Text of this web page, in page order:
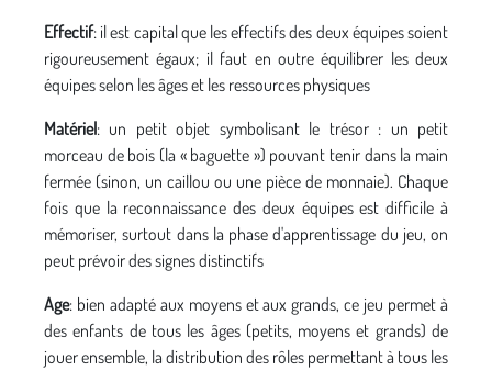
Effectif: il est capital que les effectifs des deux équipes soient
rigoureusement égaux; il faut en outre équilibrer les deux
équipes selon les âges et les ressources physiques
Matériel: un petit objet symbolisant le trésor : un petit
morceau de bois (la « baguette ») pouvant tenir dans la main
fermée (sinon, un caillou ou une pièce de monnaie). Chaque
fois que la reconnaissance des deux équipes est difficile à
mémoriser, surtout dans la phase d'apprentissage du jeu, on
peut prévoir des signes distinctifs
Age: bien adapté aux moyens et aux grands, ce jeu permet à
des enfants de tous les âges (petits, moyens et grands) de
jouer ensemble, la distribution des rôles permettant à tous les